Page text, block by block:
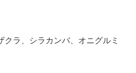
クラ、シラカンバ、オニグルミ